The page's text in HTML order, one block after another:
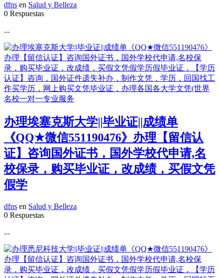
dfns en Salud y Belleza
0 Respuestas
...
办理埃塞克斯大学||毕业证||成绩单
《QQ★微信551190476》办理【留信认
证】咨询国外证书，国外学校代申请,名
校保录，购买毕业证，改成绩，买假文凭
假学
dfns en Salud y Belleza
0 Respuestas
...